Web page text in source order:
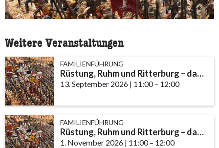
Weitere Veranstaltungen
FAMILIENFÜHRUNG
Rüstung, Ruhm und Ritterburg – das Leben eines Ritters im Mittelalter
13. September 2026 | 11:00– 12:00
FAMILIENFÜHRUNG
Rüstung, Ruhm und Ritterburg – das Leben eines Ritters im Mittelalter
1. November 2026 | 11:00accessibility.time_to
– 12:00